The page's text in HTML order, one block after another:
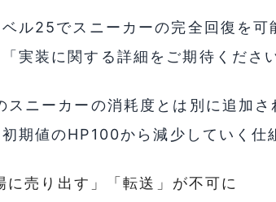
ル25でスニーカーの完全回復を可
実装に関する詳細をご期待くださ
スニーカーの消耗度とは別に追加
期値のHP100から減少していく仕
売り出す」「転送」が不可に